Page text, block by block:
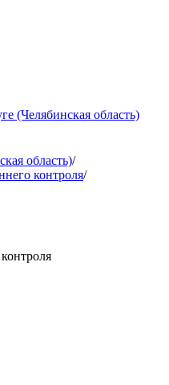
(Челябинская область)
область)/
контроля/